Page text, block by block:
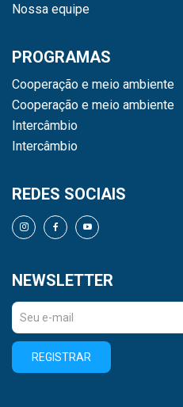
Nossa equipe
PROGRAMAS
Cooperação e meio ambiente
Cooperação e meio ambiente
Intercâmbio
Intercâmbio
REDES SOCIAIS
NEWSLETTER
REGISTRAR